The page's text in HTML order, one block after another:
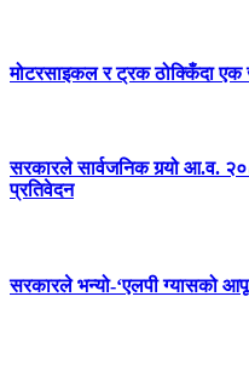
मोटरसाइकल र ट्रक ठोक्किँदा एक
सरकारले सार्वजनिक गर्‍यो आ.व.
प्रतिवेदन
सरकारले भन्यो-‘एलपी ग्यासको